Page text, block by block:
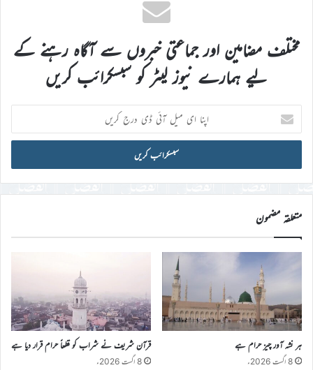
مختلف مضامین اور جماعتی خبروں سے آگاہ رہنے کے
لیے ہمارے نیوز لیٹر کو سبسکرائب کریں
اپنا
ای
میل
ڈی
درج
کریں
متعلقہ مضمون
ہر نشہ آور چیز حرام ہے
8 اگست 2026ء
قرآن شریف نے شراب کو قطعاً حرام قرار دیا ہے
8 اگست 2026ء